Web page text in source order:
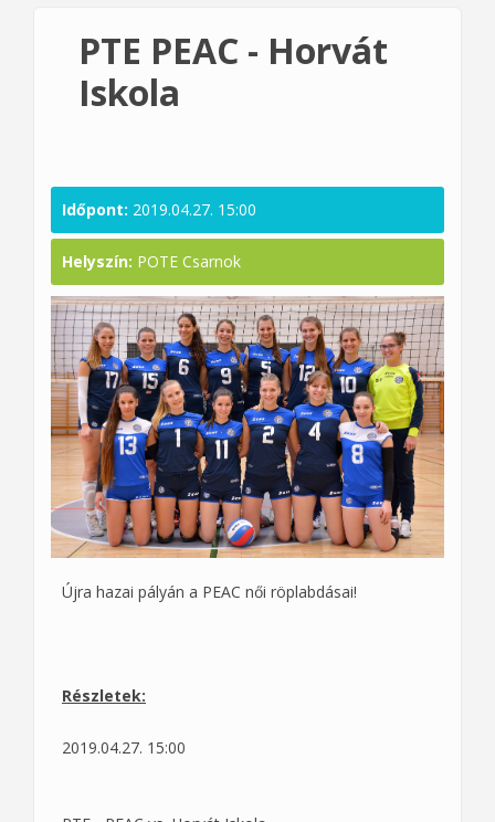
PTE PEAC - Horvát
Iskola
Időpont: 2019.04.27. 15:00
Helyszín: POTE Csarnok
Újra hazai pályán a PEAC női röplabdásai!
Részletek:
2019.04.27. 15:00